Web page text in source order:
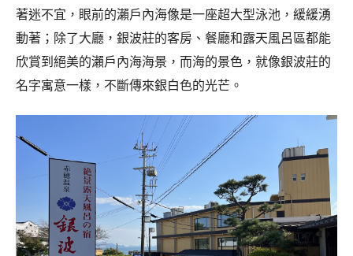
著迷不宜，眼前的瀨戶內海像是一座超大型泳池，緩緩湧
動著；除了大廳，銀波莊的客房、餐廳和露天風呂區都能
欣賞到絕美的瀨戶內海海景，而海的景色，就像銀波莊的
名字寓意一樣，不斷傳來銀白色的光芒。